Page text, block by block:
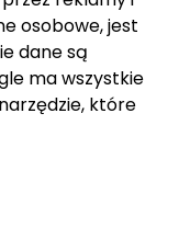
osobowe, jest
dane są
ma wszystkie
które